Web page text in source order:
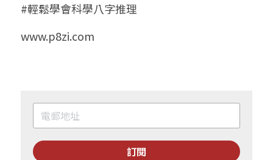
#輕鬆學會科學八字推理
www.p8zi.com
訂閱